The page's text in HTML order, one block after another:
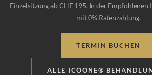
Einzelsitzung ab CHF 195. In der Empfohlenen
mit 0% Ratenzahlung.
TERMIN BUCHEN
ALLE ICOONE®